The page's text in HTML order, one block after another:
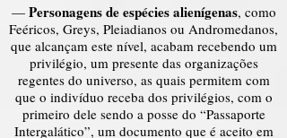
—Personagens de espécies alienígenas, como
Feéricos, Greys, Pleiadianos ou Andromedanos,
que alcançam este nível, acabam recebendo um
privilégio, um presente das organizações
regentes do universo, as quais permitem com
que o indivíduo receba dos privilégios, com o
primeiro dele sendo a posse do “Passaporte
Intergalático”, um documento que é aceito em